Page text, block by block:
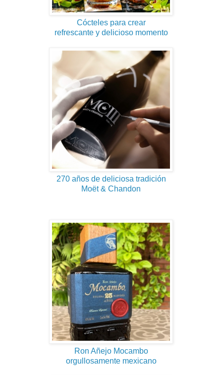
Cócteles para crear
refrescante y delicioso momento
270 años de deliciosa tradición
Moët & Chandon
Ron Añejo Mocambo
orgullosamente mexicano